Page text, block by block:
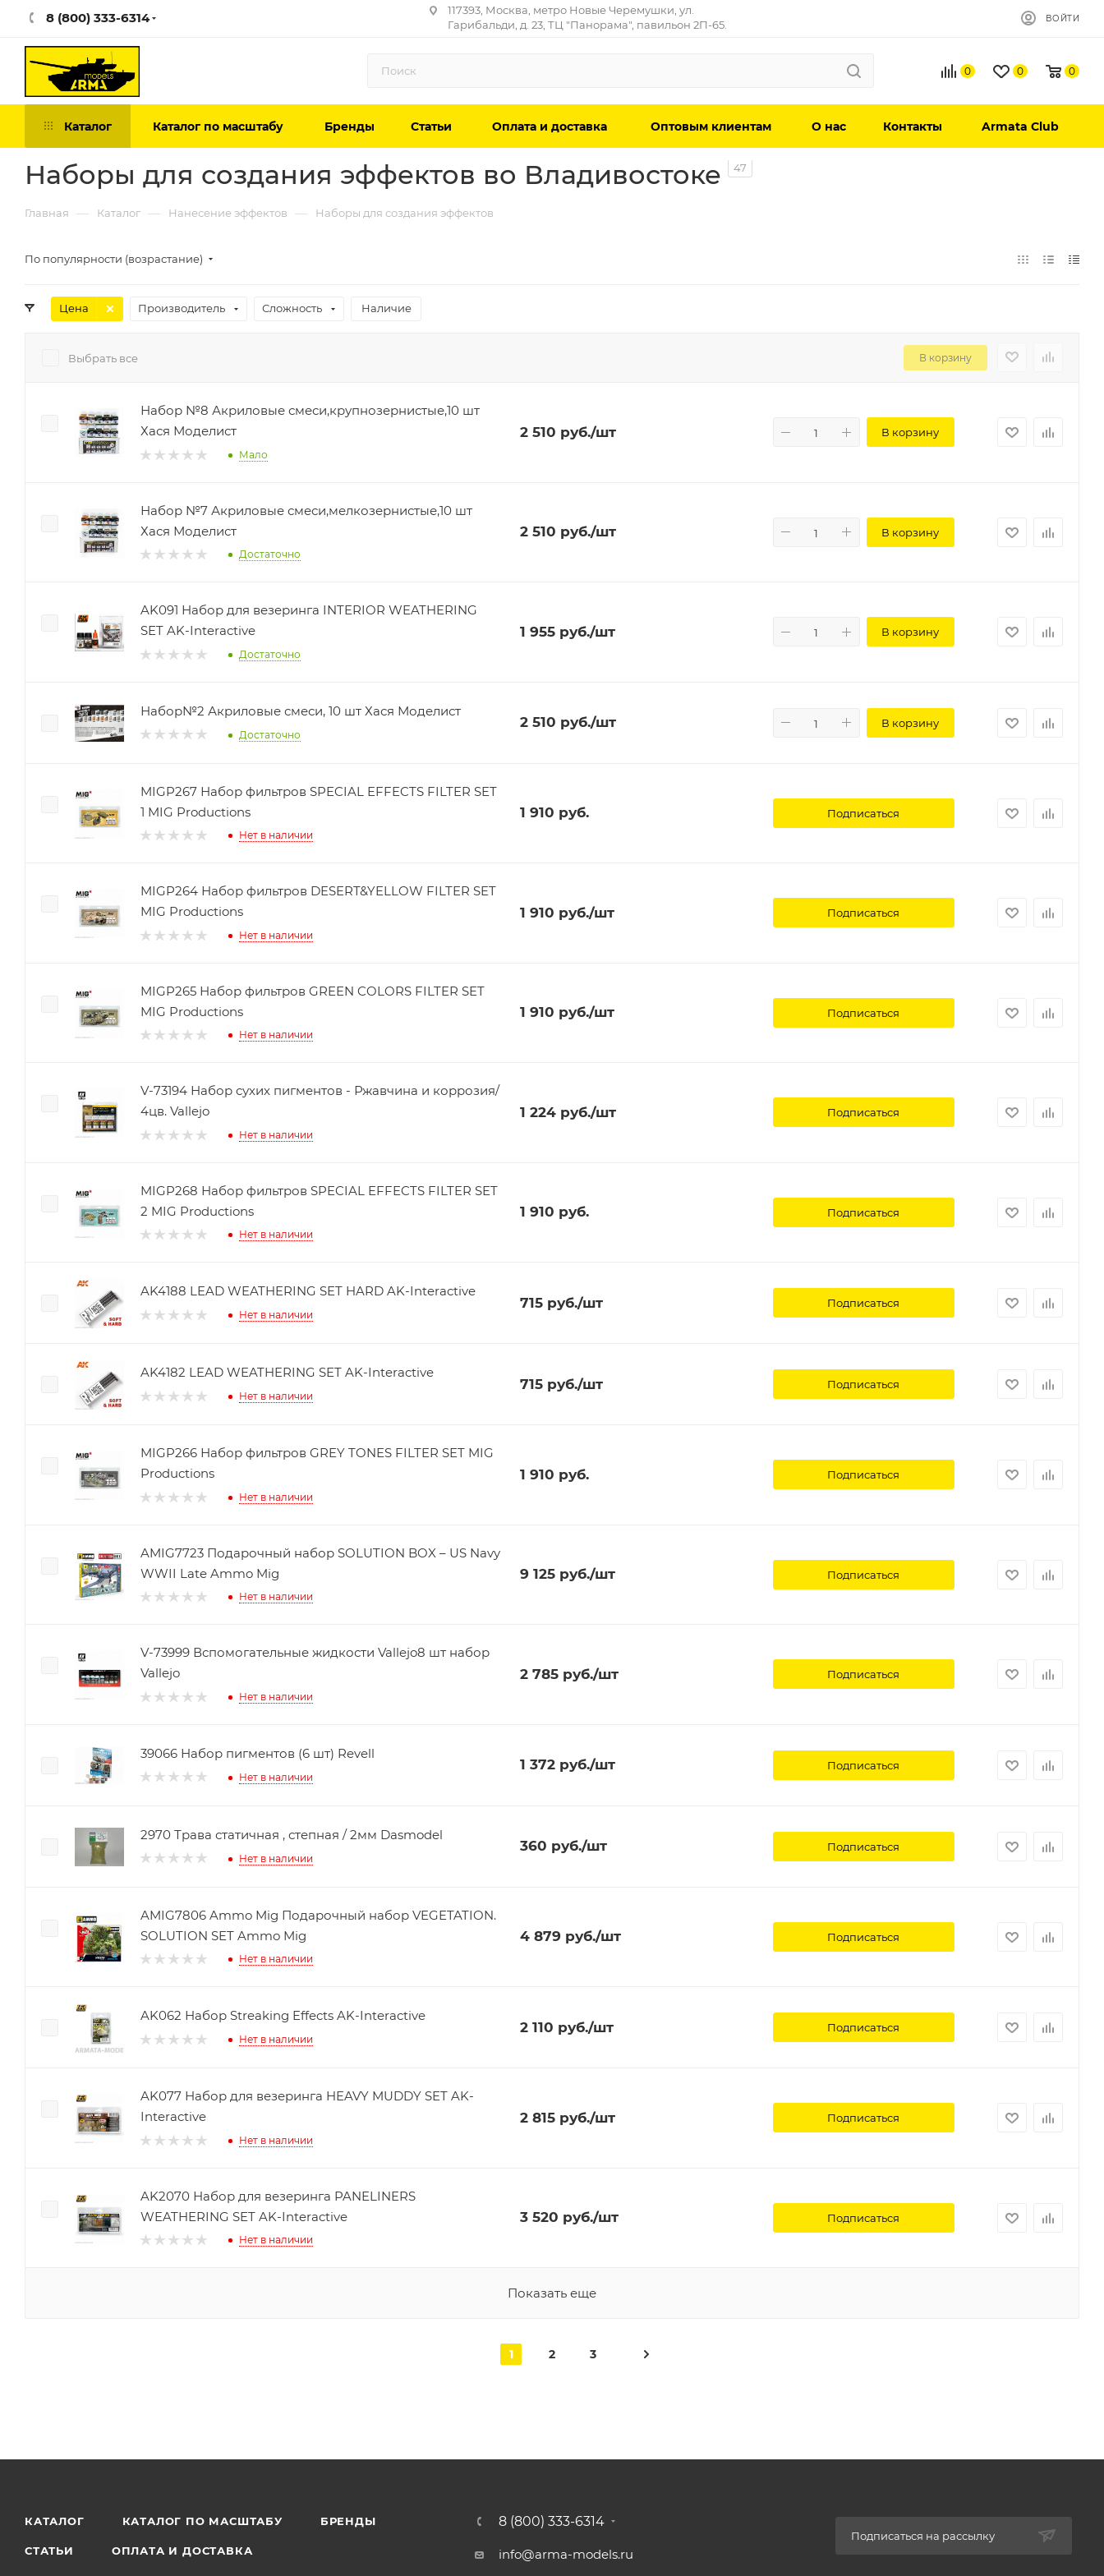
8 (800) 333-6314
117393, Москва, метро Новые Черемушки, ул.
Гарибальди, д. 23, ТЦ "Панорама", павильон 2П-65.
ВОЙТИ
0 0 0
Каталог Каталог по масштабу Бренды Статьи Оплата и доставка Оптовым клиентам О нас Контакты Armata Club
Наборы для создания эффектов во Владивостоке 47
Главная — Каталог — Нанесение эффектов — Наборы для создания эффектов
По популярности (возрастание)
Цена Производитель Сложность Наличие
Выбрать все В корзину
Набор №8 Акриловые смеси,крупнозернистые,10 шт
Хася Моделист
Мало
2 510 руб./шт В корзину
Набор №7 Акриловые смеси,мелкозернистые,10 шт
Хася Моделист
Достаточно
2 510 руб./шт В корзину
AK091 Набор для везеринга INTERIOR WEATHERING
SET AK-Interactive
Достаточно
1 955руб./шт В корзину
Набор№2 Акриловые смеси, 10 шт Хася Моделист
Достаточно
2 510 руб./шт В корзину
MIGP267 Набор фильтров SPECIAL EFFECTS FILTER SET
1 MIG Productions
Нет в наличии
1 910 руб. Подписаться
MIGP264 Набор фильтров DESERT&YELLOW FILTER SET
MIG Productions
Нет в наличии
1 910 руб./шт Подписаться
MIGP265 Набор фильтров GREEN COLORS FILTER SET
MIG Productions
Нет в наличии
1 910 руб./шт Подписаться
V-73194 Набор сухих пигментов - Ржавчина и коррозия/
4цв. Vallejo
Нет в наличии
1 224руб./шт Подписаться
MIGP268 Набор фильтров SPECIAL EFFECTS FILTER SET
2 MIG Productions
Нет в наличии
1 910 руб. Подписаться
AK4188 LEAD WEATHERING SET HARD AK-Interactive
Нет в наличии
715руб./шт Подписаться
AK4182 LEAD WEATHERING SET AK-Interactive
Нет в наличии
715руб./шт Подписаться
MIGP266 Набор фильтров GREY TONES FILTER SET MIG
Productions
Нет в наличии
1 910 руб. Подписаться
AMIG7723 Подарочный набор SOLUTION BOX – US Navy
WWII Late Ammo Mig
Нет в наличии
9 125руб./шт Подписаться
V-73999 Вспомогательные жидкости Vallejo8 шт набор
Vallejo
Нет в наличии
2 785руб./шт Подписаться
39066 Набор пигментов (6 шт) Revell
Нет в наличии
1 372руб./шт Подписаться
2970 Трава статичная , степная / 2мм Dasmodel
Нет в наличии
360 руб./шт Подписаться
AMIG7806 Ammo Mig Подарочный набор VEGETATION.
SOLUTION SET Ammo Mig
Нет в наличии
4 879руб./шт Подписаться
AK062 Набор Streaking Effects AK-Interactive
Нет в наличии
2 110 руб./шт Подписаться
AK077 Набор для везеринга HEAVY MUDDY SET AK-
Interactive
Нет в наличии
2 815руб./шт Подписаться
AK2070 Набор для везеринга PANELINERS
WEATHERING SET AK-Interactive
Нет в наличии
3 520 руб./шт Подписаться
Показать еще
1 2 3
КАТАЛОГ КАТАЛОГ ПО МАСШТАБУ БРЕНДЫ
СТАТЬИ ОПЛАТА И ДОСТАВКА
8 (800) 333-6314
info@arma-models.ru
Подписаться на рассылку